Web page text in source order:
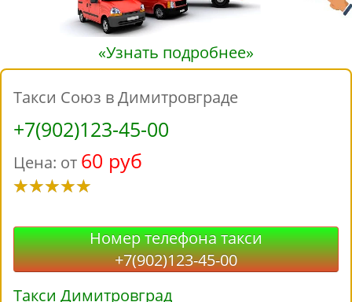
«Узнать подробнее»
Такси Союз в Димитровграде
+7(902)123-45-00
Цена: от 60 руб
Номер телефона такси
+7(902)123-45-00
Такси Димитровград